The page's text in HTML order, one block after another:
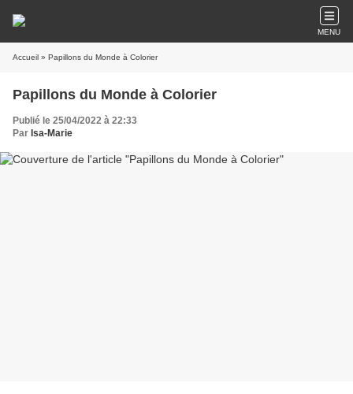
MENU
Accueil » Papillons du Monde à Colorier
Papillons du Monde à Colorier
Publié le 25/04/2022 à 22:33
Par Isa-Marie